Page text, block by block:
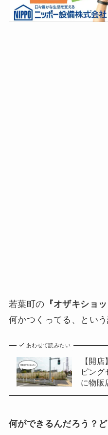
若葉町の 『オザキショ
何かつくってる、とい
あわせて読みたい
【開
ピング
に物販
何ができるんだろう？